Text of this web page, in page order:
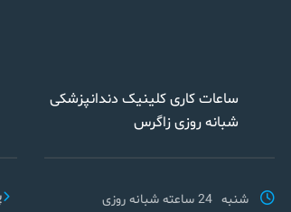
ساعات کاری کلینیک دندانپزشکی
شبانه روزی زاگرس
شنبه 24 ساعته شبانه روزی